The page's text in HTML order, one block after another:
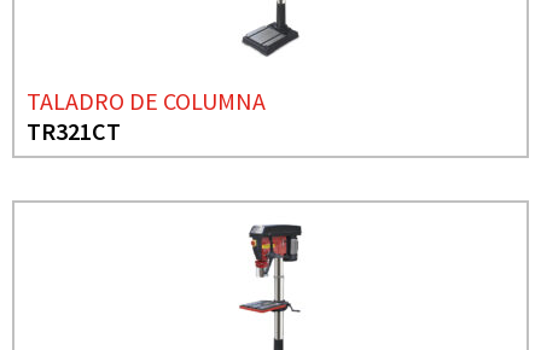
TALADRO DE COLUMNA
TR321CT